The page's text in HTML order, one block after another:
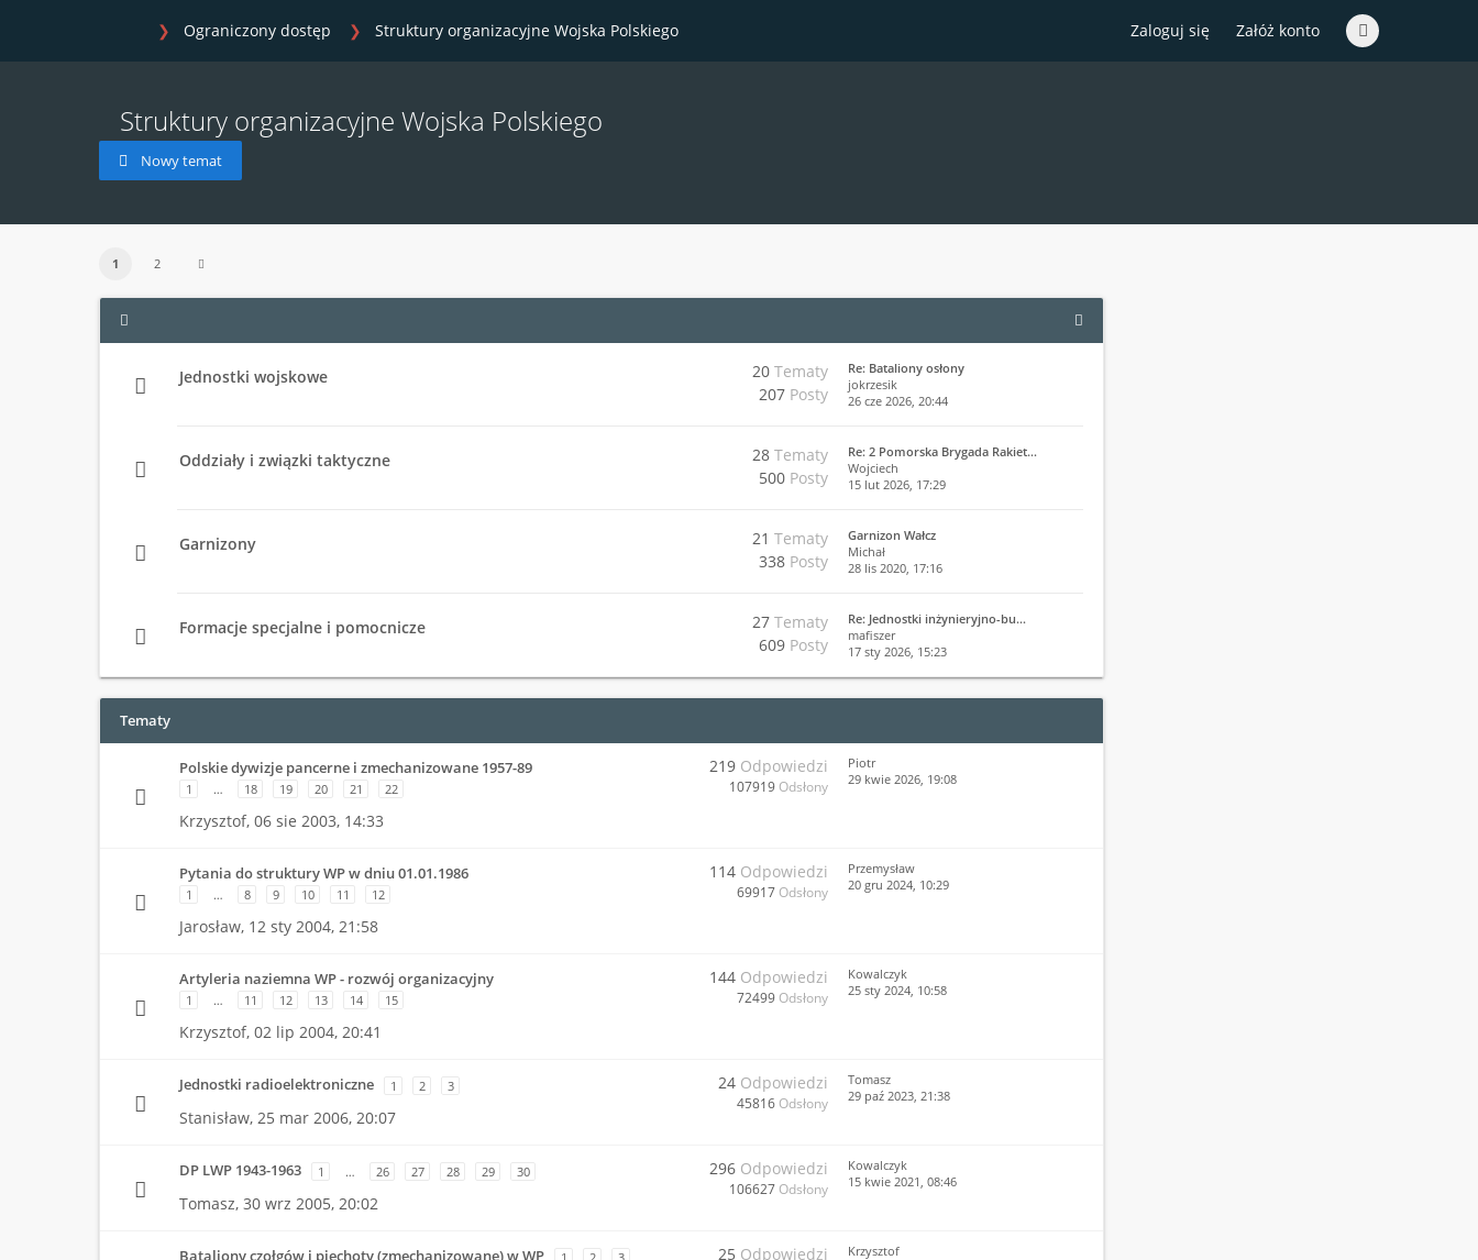
Zaloguj się Załóż konto
Ograniczony dostęp Struktury organizacyjne Wojska Polskiego
Struktury organizacyjne Wojska Polskiego
Nowy temat
1 2
Jednostki wojskowe 20 Tematy
207 Posty
Re: Bataliony osłony
jokrzesik
26 cze 2026, 20:44
Oddziały i związki taktyczne 28 Tematy
500 Posty
Re: 2 Pomorska Brygada Rakiet…
Wojciech
15 lut 2026, 17:29
Garnizony 21 Tematy
338 Posty
Garnizon Wałcz
Michał
28 lis 2020, 17:16
Formacje specjalne i pomocnicze 27 Tematy
609 Posty
Re: Jednostki inżynieryjno-bu…
mafiszer
17 sty 2026, 15:23
Tematy
Polskie dywizje pancerne i zmechanizowane 1957-89
1 … 18 19 20 21 22
Krzysztof, 06 sie 2003, 14:33
219 Odpowiedzi
107919 Odsłony
Piotr
29 kwie 2026, 19:08
Pytania do struktury WP w dniu 01.01.1986
1 … 8 9 10 11 12
Jarosław, 12 sty 2004, 21:58
114 Odpowiedzi
69917 Odsłony
Przemysław
20 gru 2024, 10:29
Artyleria naziemna WP - rozwój organizacyjny
1 … 11 12 13 14 15
Krzysztof, 02 lip 2004, 20:41
144 Odpowiedzi
72499 Odsłony
Kowalczyk
25 sty 2024, 10:58
Jednostki radioelektroniczne 1 2 3
Stanisław, 25 mar 2006, 20:07
24 Odpowiedzi
45816 Odsłony
Tomasz
29 paź 2023, 21:38
DP LWP 1943-1963 1 … 26 27 28 29 30
Tomasz, 30 wrz 2005, 20:02
296 Odpowiedzi
106627 Odsłony
Kowalczyk
15 kwie 2021, 08:46
Bataliony czołgów i piechoty (zmechanizowane) w WP 25 Odpowiedzi
Krzysztof